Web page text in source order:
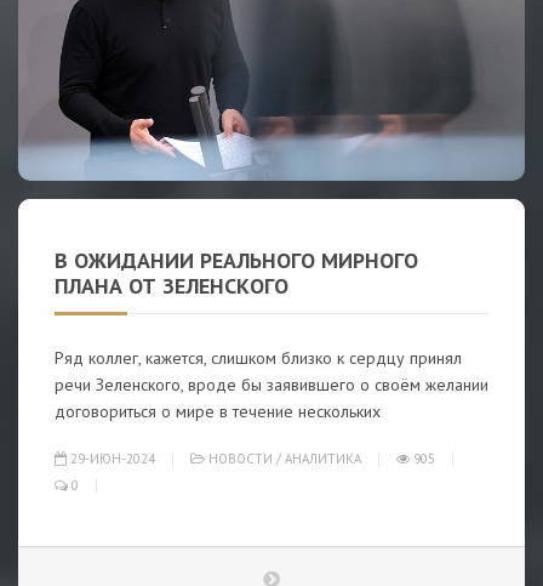
В ОЖИДАНИИ РЕАЛЬНОГО МИРНОГО
ПЛАНА ОТ ЗЕЛЕНСКОГО
Ряд коллег, кажется, слишком близко к сердцу принял
речи Зеленского, вроде бы заявившего о своём желании
договориться о мире в течение нескольких
29-ИЮН-2024 НОВОСТИ / АНАЛИТИКА
905
0